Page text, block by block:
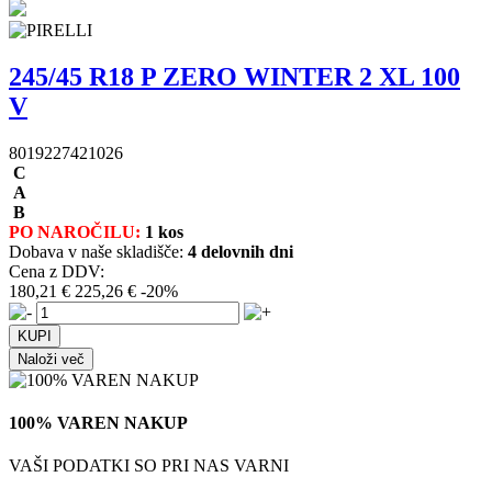
245/45 R18 P ZERO WINTER 2 XL 100
V
8019227421026
C
A
B
PO NAROČILU: 1 kos
Dobava v naše skladišče: 4 delovnih dni
Cena z DDV:
180,21 € 225,26 € -20%
Naloži več
100% VAREN NAKUP
VAŠI PODATKI SO PRI NAS VARNI